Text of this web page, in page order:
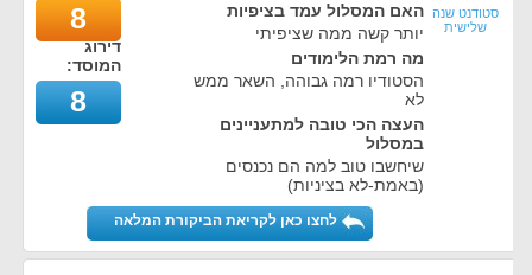
סטודנט שנה
שלישית
האם המסלול עמד בציפיות
יותר קשה ממה שציפיתי
מה רמת הלימודים
הסטודיו רמה גבוהה, השאר ממש
לא
העצה הכי טובה למתעניינים
במסלול
שיחשבו טוב למה הם נכנסים
(באמת-לא בציניות)
8
דירוג
המוסד:
8
לחצו כאן לקריאת הביקורת המלאה